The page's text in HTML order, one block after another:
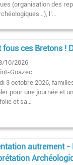
(organisation des
l’…
fous ces Bretons !
10/2026
Goazec
3 octobre 2026,
pour une journée et
et sa…
autrement